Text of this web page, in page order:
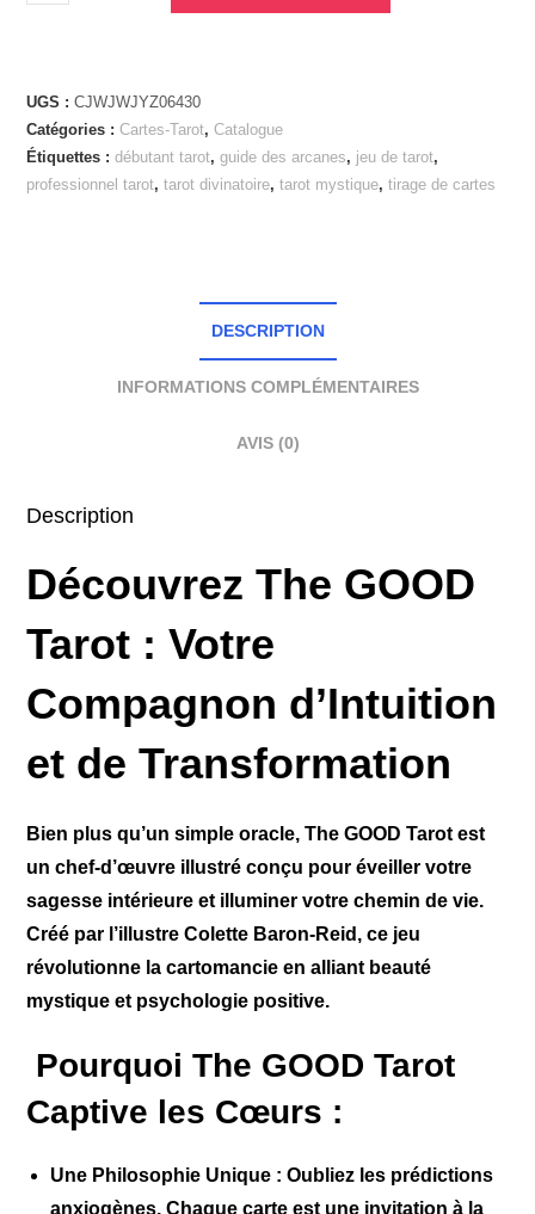
UGS :CJWJWJYZ06430
Catégories :Cartes-Tarot,Catalogue
Étiquettes :débutant tarot,guide des arcanes, jeu de tarot,
professionnel tarot,tarot divinatoire,tarot mystique,tirage de cartes
DESCRIPTION
INFORMATIONS COMPLÉMENTAIRES
AVIS (0)
Description
Découvrez The GOOD
Tarot : Votre
Compagnon d’Intuition
et de Transformation
Bien plus qu’un simple oracle, The GOOD Tarot est
un chef-d’œuvre illustré conçu pour éveiller votre
sagesse intérieure et illuminer votre chemin de vie.
Créé par l’illustre Colette Baron-Reid, ce jeu
révolutionne la cartomancie en alliant beauté
mystique et psychologie positive.
Pourquoi The GOOD Tarot
Captive les Cœurs :
Une Philosophie Unique : Oubliez les prédictions
anxiogènes. Chaque carte est une invitation à la